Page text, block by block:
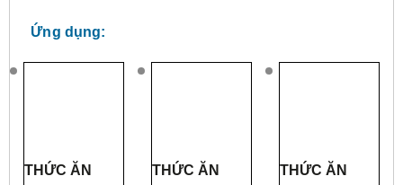
Ứng dụng:
THỨC ĂN THỨC ĂN THỨC ĂN